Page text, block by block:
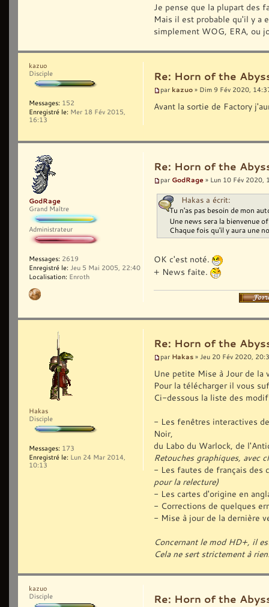
Je pense que la plupart des
Mais il est probable qu'il y a
simplement WOG, ERA, ou
Re: Horn of the
par kazuo » Dim 9 Fév 2020,
Avant la sortie de Factory
kazuo
Disciple
Messages: 152
Enregistré le: Mer 18 Fév 2015,
16:13
Re: Horn of the
par GodRage » Lun 10 Fév 2020,
Hakas a écrit:
Tu n'as pas besoin de mon
Une news sera la bienvenue
Chaque fois qu'il y aura une
OK c'est noté.
+ News faite.
GodRage
Grand Maître
Administrateur
Messages: 2619
Enregistré le: Jeu 5 Mai 2005, 22:40
Localisation: Enroth
Re: Horn of the
par Hakas » Jeu 20 Fév 2020,
Une petite Mise à Jour de la
Pour la télécharger il vous
Ci-dessous la liste des
- Les fenêtres interactives
Noir,
du Labo du Warlock, de
Retouches graphiques, avec
- Les fautes de français des
pour la relecture)
- Les cartes d'origine en
- Corrections de quelques
- Mise à jour de la dernière
Concernant le mod HD+, il
Cela ne sert strictement à
Hakas
Disciple
Messages: 173
Enregistré le: Lun 24 Mar 2014,
10:13
Re: Horn of the
kazuo
Disciple